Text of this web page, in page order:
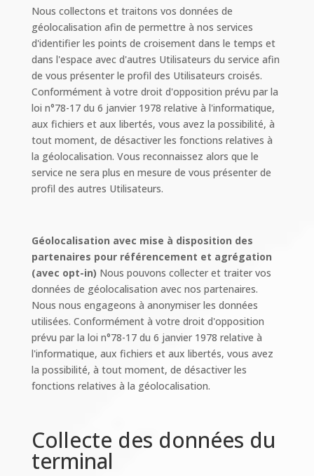
Nous collectons et traitons vos données de
géolocalisation afin de permettre à nos services
d'identifier les points de croisement dans le temps et
dans l'espace avec d'autres Utilisateurs du service afin
de vous présenter le profil des Utilisateurs croisés.
Conformément à votre droit d'opposition prévu par la
loi n°78-17 du 6 janvier 1978 relative à l'informatique,
aux fichiers et aux libertés, vous avez la possibilité, à
tout moment, de désactiver les fonctions relatives à
la géolocalisation. Vous reconnaissez alors que le
service ne sera plus en mesure de vous présenter de
profil des autres Utilisateurs.
Géolocalisation avec mise à disposition des
partenaires pour référencement et agrégation
(avec opt-in) Nous pouvons collecter et traiter vos
données de géolocalisation avec nos partenaires.
Nous nous engageons à anonymiser les données
utilisées. Conformément à votre droit d'opposition
prévu par la loi n°78-17 du 6 janvier 1978 relative à
l'informatique, aux fichiers et aux libertés, vous avez
la possibilité, à tout moment, de désactiver les
fonctions relatives à la géolocalisation.
Collecte des données du
terminal